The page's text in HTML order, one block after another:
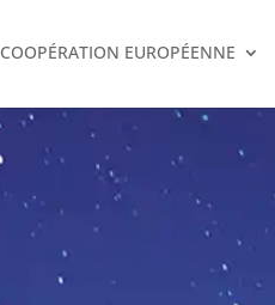
COOPÉRATION EUROPÉENNE